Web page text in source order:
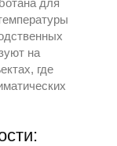
для
на
где